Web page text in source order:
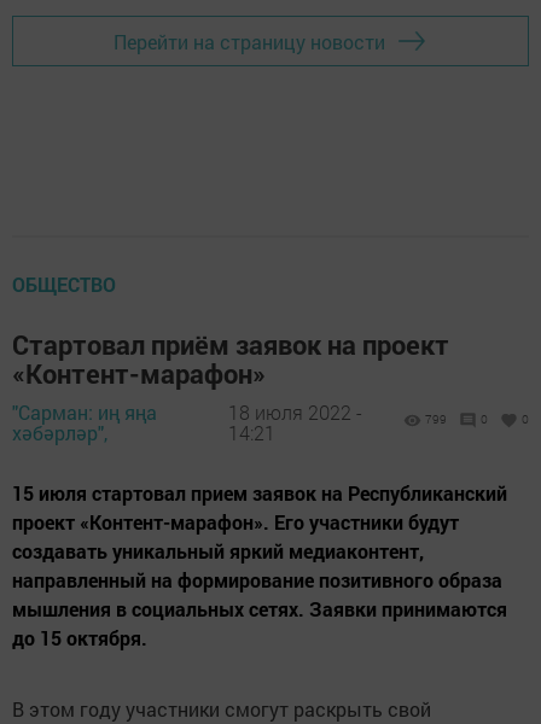
Перейти на страницу новости
ОБЩЕСТВО
Стартовал приём заявок на проект
«Контент-марафон»
"Сарман: иң яңа
хәбәрләр",
18 июля 2022 -
14:21
799 0 0
15 июля стартовал прием заявок на Республиканский
проект «Контент-марафон». Его участники будут
создавать уникальный яркий медиаконтент,
направленный на формирование позитивного образа
мышления в социальных сетях. Заявки принимаются
до 15 октября.
В этом году участники смогут раскрыть свой